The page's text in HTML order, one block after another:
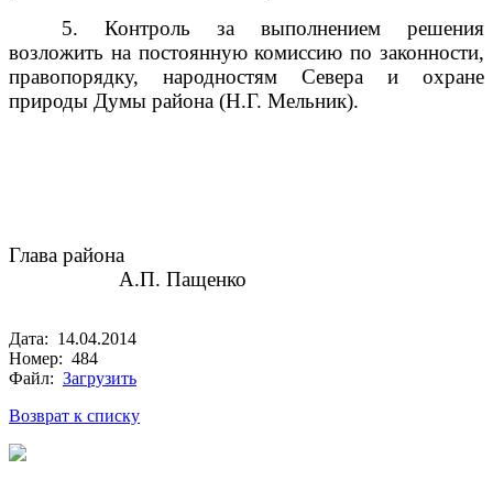
5. Контроль за выполнением решения
возложить на постоянную комиссию по законности,
правопорядку, народностям Севера и охране
природы Думы района (Н.Г. Мельник).
Глава района
А.П. Пащенко
Дата: 14.04.2014
Номер: 484
Файл: Загрузить
Возврат к списку